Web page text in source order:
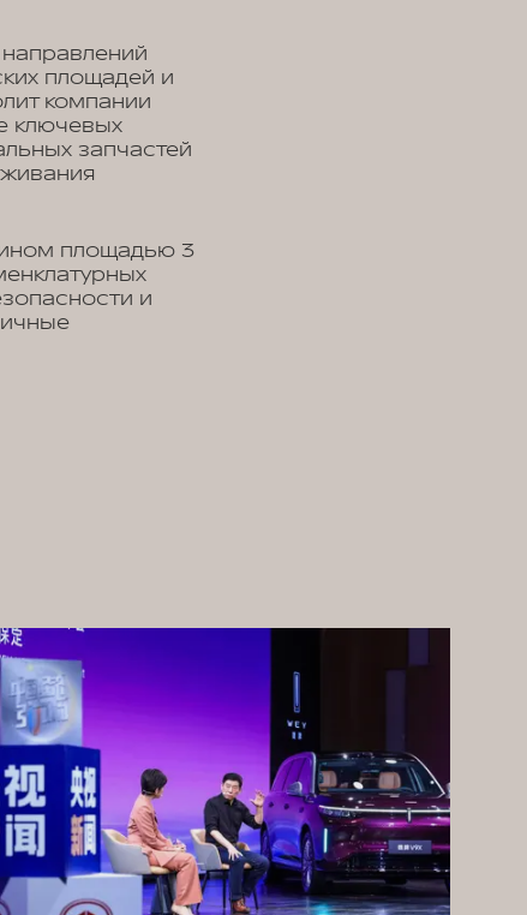
площадей и
компании
ключевых
запчастей
площадью 3
и